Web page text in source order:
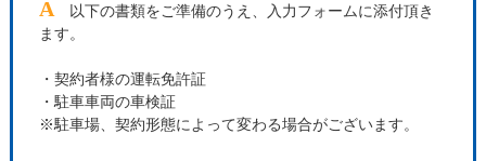
A
以下の書類をご準備のうえ、入力フォームに添付頂き
ます。
・契約者様の運転免許証
・駐車車両の車検証
※駐車場、契約形態によって変わる場合がございます。